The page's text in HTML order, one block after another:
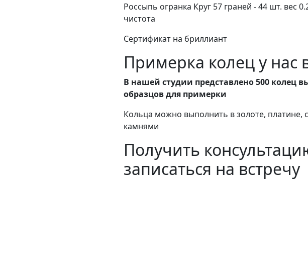
Россыпь огранка Круг 57 граней - 44 шт. вес
чистота
Сертификат на бриллиант
Примерка колец у нас
В нашей студии представлено 500 колец
образцов для примерки
Кольца можно выполнить в золоте, платине,
камнями
Получить
записаться на встречу